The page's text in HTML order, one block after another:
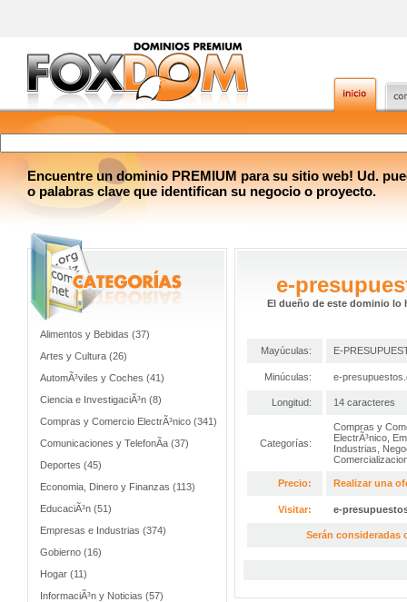
Encuentre un dominio PREMIUM para su sitio web! Ud.
o palabras clave que identifican su negocio o proyecto.
Alimentos y Bebidas (37)
Artes y Cultura (26)
AutomÃ³viles y Coches (41)
Ciencia e InvestigaciÃ³n (8)
Compras y Comercio ElectrÃ³nico (341)
Comunicaciones y TelefonÃ­a (37)
Deportes (45)
Economia, Dinero y Finanzas (113)
EducaciÃ³n (51)
Empresas e Industrias (374)
Gobierno (16)
Hogar (11)
InformaciÃ³n y Noticias (57)
e-
El dueño de este dominio lo
Mayúculas: E-
Minúculas: e-
Longitud: 14 caracteres
Categorías:
Compras y
ElectrÃ³nico
Industrias
Precio: Realizar una
Visitar: e-
Serán consideradas